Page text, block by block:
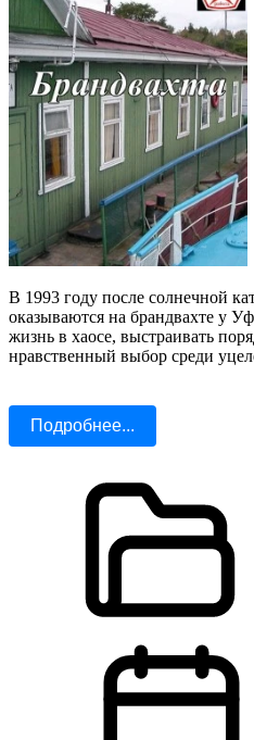
В 1993 году после солнечной
оказываются на брандвахте у
жизнь в хаосе, выстраивать
нравственный выбор среди
Подробнее...